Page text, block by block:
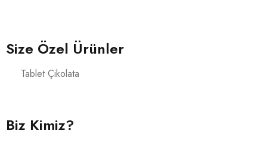
Size Özel Ürünler
Tablet Çikolata
Biz Kimiz?